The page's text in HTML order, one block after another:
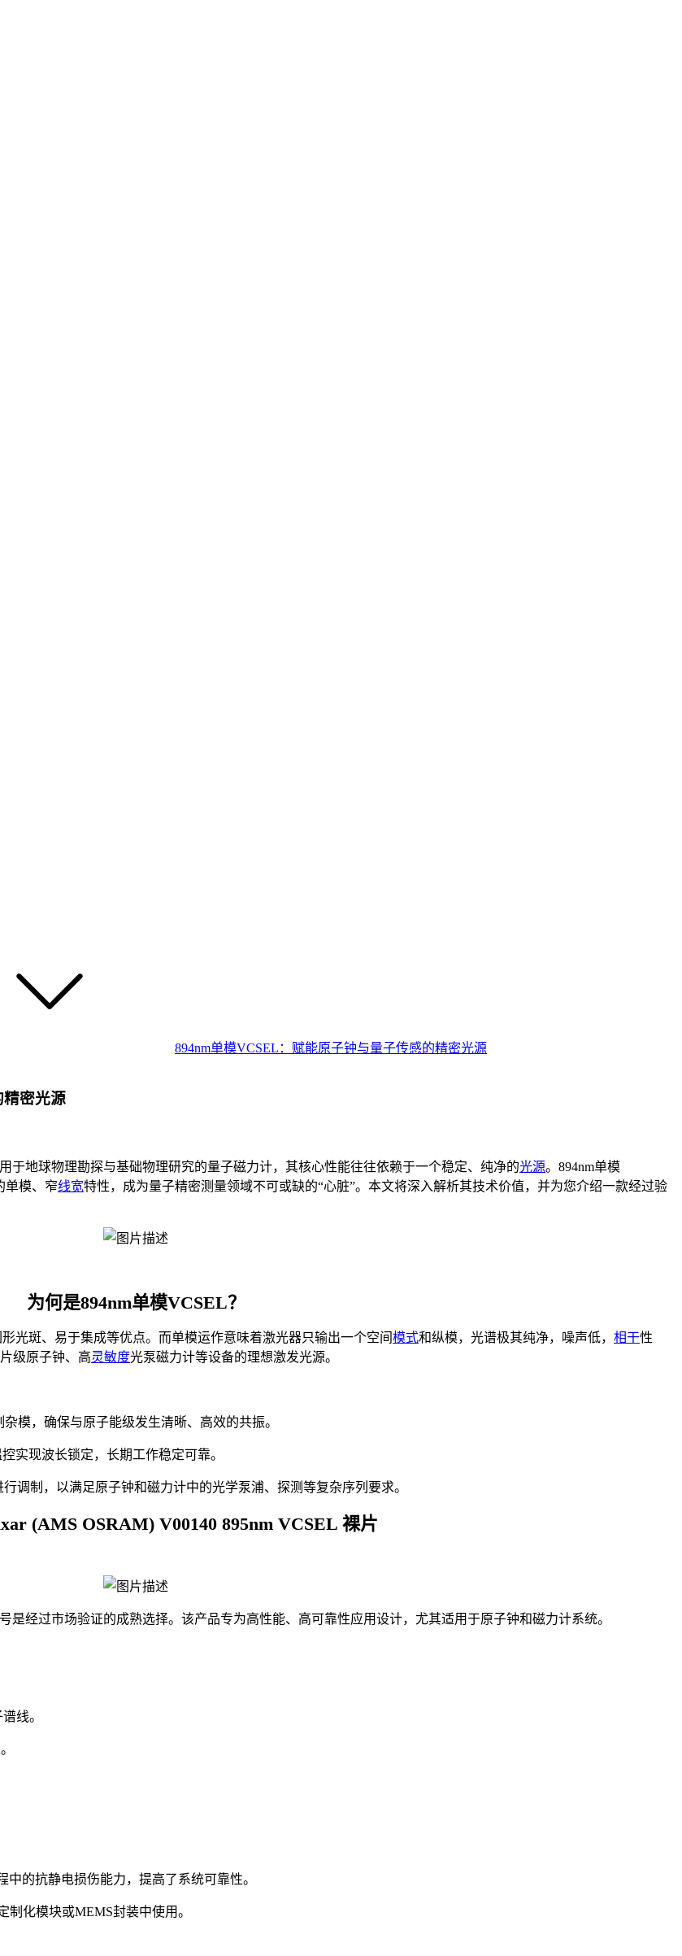
894nm单模VCSEL：赋能原子钟与量子传感的精密光源
精密光源
地球物理勘探与基础物理研究的量子磁力计，其核心性能往往依赖于一个稳定、纯净的光源。894nm单模
单模、窄线宽特性，成为量子精密测量领域不可或缺的“心脏”。本文将深入解析其技术价值，并为您介绍一款经过验
为何是894nm单模VCSEL？
光斑、易于集成等优点。而单模运作意味着激光器只输出一个空间模式和纵模，光谱极其纯净，噪声低， 相干性
级原子钟、高灵敏度光泵磁力计等设备的理想激发光源。
模，确保与原子能级发生清晰、高效的共振。
实现波长锁定，长期工作稳定可靠。
行调制，以满足原子钟和磁力计中的光学泵浦、探测等复杂序列要求。
(AMS OSRAM) V00140 895nm VCSEL 裸片
经过市场验证的成熟选择。该产品专为高性能、高可靠性应用设计，尤其适用于原子钟和磁力计系统。
线。
的抗静电损伤能力，提高了系统可靠性。
化模块或MEMS封装中使用。